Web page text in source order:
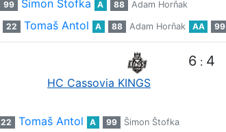
99 Šimon Štofka A 88 Adam Horňak
22 Tomaš Antol A 88 Adam Horňak AA 99
HC Cassovia KINGS
6 : 4
22 Tomaš Antol A 99 Šimon Štofka